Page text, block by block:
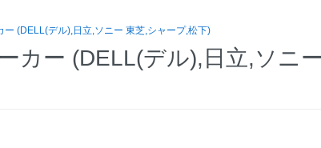
ー (DELL(デル),日立,ソニー 東芝,シャープ,松下)
カー (DELL(デル),日立,ソニ